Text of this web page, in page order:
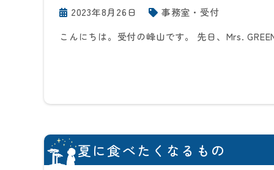
2023年8月26日
事務室・受付
こんにちは。受付の峰山です。 先日、Mrs.
夏に食べたくなるもの